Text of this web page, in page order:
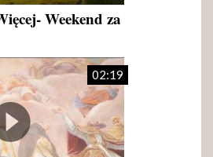
Weekend za
02:19